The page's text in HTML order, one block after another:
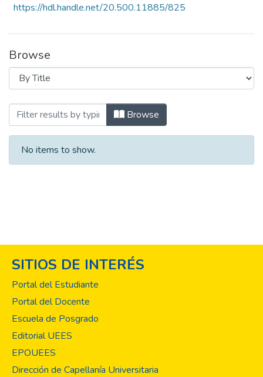
https://hdl.handle.net/20.500.11885/825
Browse
Browsing Guía de Citación de
Browse
No items to show.
SITIOS DE INTERÉS
Portal del Estudiante
Portal del Docente
Escuela de Posgrado
Editorial UEES
EPOUEES
Dirección de Capellanía Universitaria